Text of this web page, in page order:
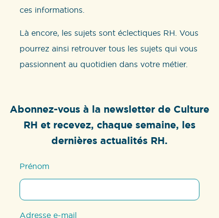
ces informations.
Là encore, les sujets sont éclectiques RH. Vous
pourrez ainsi retrouver tous les sujets qui vous
passionnent au quotidien dans votre métier.
Abonnez-vous à la newsletter de Culture
RH et recevez, chaque semaine, les
dernières actualités RH.
Prénom
Adresse e-mail